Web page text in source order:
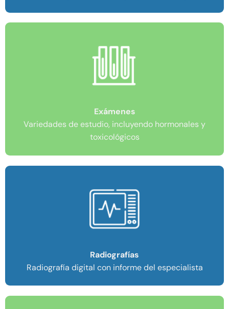
Exámenes
Variedades de estudio, incluyendo hormonales y
toxicológicos
Radiografías
Radiografía digital con informe del especialista